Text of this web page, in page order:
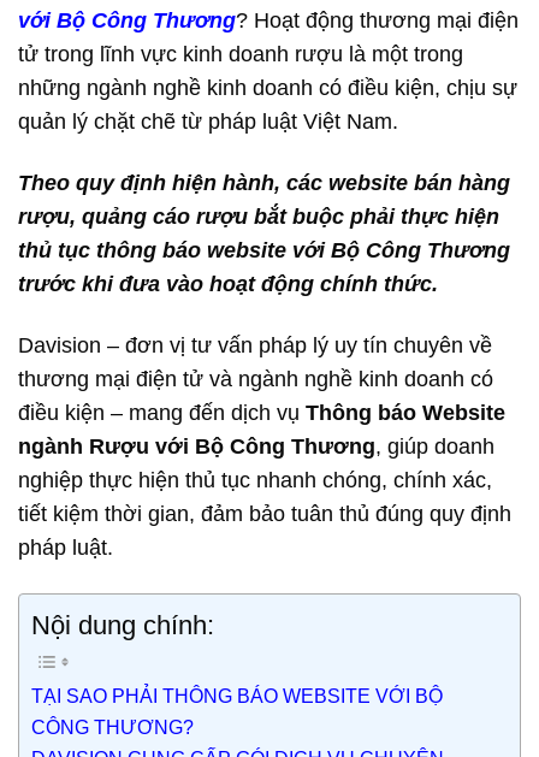
với Bộ Công Thương? Hoạt động thương mại điện
tử trong lĩnh vực kinh doanh rượu là một trong
những ngành nghề kinh doanh có điều kiện, chịu sự
quản lý chặt chẽ từ pháp luật Việt Nam.
Theo quy định hiện hành, các website bán hàng
rượu, quảng cáo rượu bắt buộc phải thực hiện
thủ tục thông báo website với Bộ Công Thương
trước khi đưa vào hoạt động chính thức.
Davision – đơn vị tư vấn pháp lý uy tín chuyên về
thương mại điện tử và ngành nghề kinh doanh có
điều kiện – mang đến dịch vụ Thông báo Website
ngành Rượu với Bộ Công Thương, giúp doanh
nghiệp thực hiện thủ tục nhanh chóng, chính xác,
tiết kiệm thời gian, đảm bảo tuân thủ đúng quy định
pháp luật.
Nội dung chính:
TẠI SAO PHẢI THÔNG BÁO WEBSITE VỚI BỘ
CÔNG THƯƠNG?